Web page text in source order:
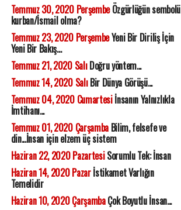
Temmuz 30, 2020 PerşembeÖzgürlüğün sembolü
kurban/İsmail olma?
Temmuz 23, 2020 PerşembeYeni Bir Diriliş İçin
Yeni Bir Bakış...
Temmuz 21, 2020 SalıDoğru yöntem...
Temmuz 14, 2020 SalıBir Dünya Görüşü...
Temmuz 04, 2020 Cumartesiİnsanın Yalnızlıkla
İmtihanı...
Temmuz 01, 2020 ÇarşambaBilim, felsefe ve
din...İnsan için elzem üç sistem
Haziran 22, 2020 PazartesiSorumlu Tek: İnsan
Haziran 14, 2020 Pazarİstikamet Varlığın
Temelidir
Haziran 10, 2020 ÇarşambaÇok Boyutlu İnsan...